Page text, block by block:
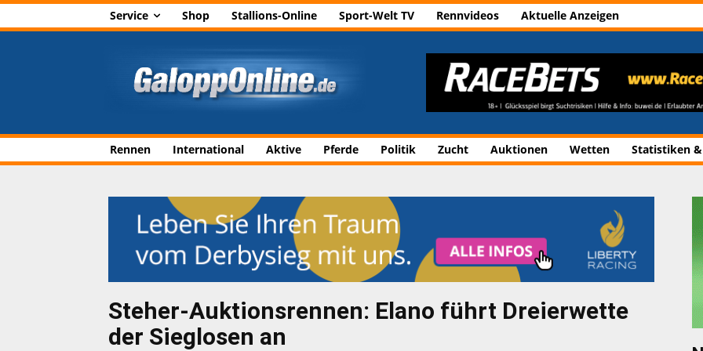
Service Shop Stallions-Online Sport-Welt TV Rennvideos Aktuelle Anzeigen
Rennen International Aktive Pferde Politik Zucht Auktionen Wetten Statistiken
Steher-Auktionsrennen: Elano führt Dreierwette
der Sieglosen an